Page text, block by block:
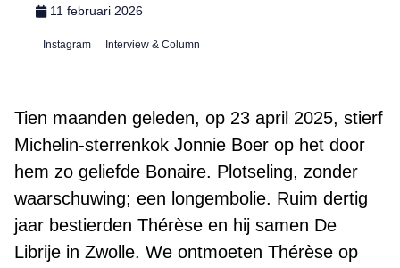
11 februari 2026
Instagram Interview & Column
Tien maanden geleden, op 23 april 2025, stierf
Michelin-sterrenkok Jonnie Boer op het door
hem zo geliefde Bonaire. Plotseling, zonder
waarschuwing; een longembolie. Ruim dertig
jaar bestierden Thérèse en hij samen De
Librije in Zwolle. We ontmoeten Thérèse op